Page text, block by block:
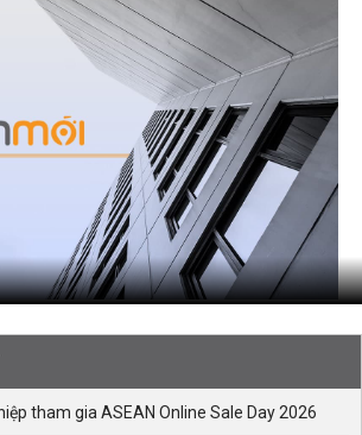
tham gia ASEAN Online Sale Day 2026